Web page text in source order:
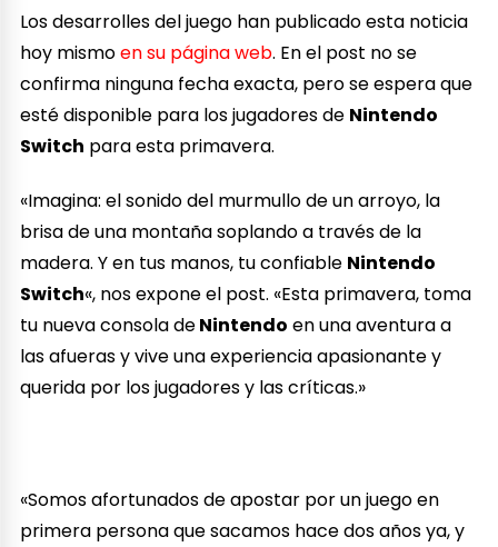
Los desarrolles del juego han publicado esta noticia
hoy mismoen su página web. En el post no se
confirma ninguna fecha exacta, pero se espera que
esté disponible para los jugadores de Nintendo
Switch para esta primavera.
«Imagina: el sonido del murmullo de un arroyo, la
brisa de una montaña soplando a través de la
madera. Y en tus manos, tu confiable Nintendo
Switch«, nos expone el post. «Esta primavera, toma
tu nueva consola deNintendo en una aventura a
las afueras y vive una experiencia apasionante y
querida por los jugadores y las críticas.»
«Somos afortunados de apostar por un juego en
primera persona que sacamos hace dos años ya, y